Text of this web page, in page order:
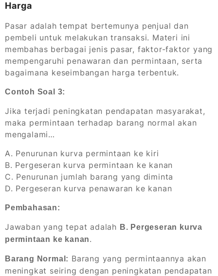
Harga
Pasar adalah tempat bertemunya penjual dan
pembeli untuk melakukan transaksi. Materi ini
membahas berbagai jenis pasar, faktor-faktor yang
mempengaruhi penawaran dan permintaan, serta
bagaimana keseimbangan harga terbentuk.
Contoh Soal 3:
Jika terjadi peningkatan pendapatan masyarakat,
maka permintaan terhadap barang normal akan
mengalami…
A. Penurunan kurva permintaan ke kiri
B. Pergeseran kurva permintaan ke kanan
C. Penurunan jumlah barang yang diminta
D. Pergeseran kurva penawaran ke kanan
Pembahasan:
Jawaban yang tepat adalah B. Pergeseran kurva
permintaan ke kanan.
Barang Normal: Barang yang permintaannya akan
meningkat seiring dengan peningkatan pendapatan